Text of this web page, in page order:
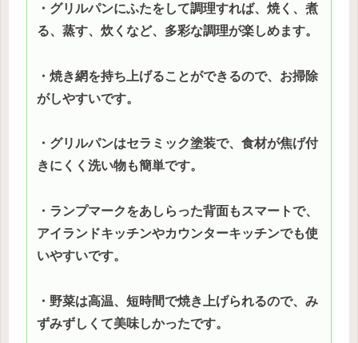
・グリルパンにふたをして調理すれば、焼く、煮
る、蒸す、炊くなど、多彩な調理が楽しめます。
・焼き網を持ち上げることができるので、お掃除
がしやすいです。
・グリルパンはセラミック塗装で、食材が焦げ付
きにくく洗い物も簡単です。
・ランプマークをあしらった背面もスマートで、
アイランドキッチンやカウンターキッチンでも使
いやすいです。
・野菜は高温、短時間で焼き上げられるので、み
ずみずしくて美味しかったです。